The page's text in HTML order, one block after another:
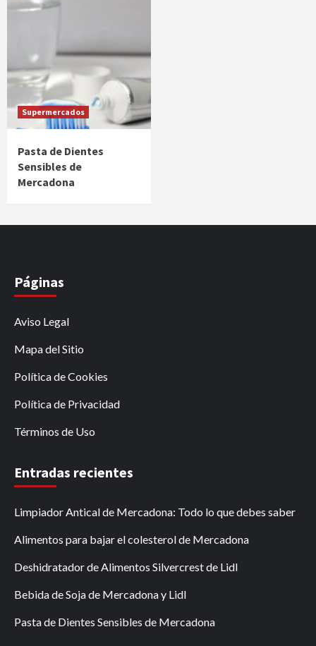
Supermercados
Pasta de Dientes
Sensibles de
Mercadona
Páginas
Aviso Legal
Mapa del Sitio
Política de Cookies
Política de Privacidad
Términos de Uso
Entradas recientes
Limpiador Antical de Mercadona: Todo lo que debes saber
Alimentos para bajar el colesterol de Mercadona
Deshidratador de Alimentos Silvercrest de Lidl
Bebida de Soja de Mercadona y Lidl
Pasta de Dientes Sensibles de Mercadona